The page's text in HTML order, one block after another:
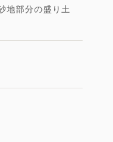
地部分の盛り土